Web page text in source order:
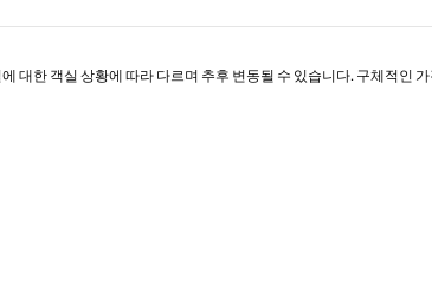
대한 객실 상황에 따라 다르며 추후 변동될 수 있습니다. 구체적인